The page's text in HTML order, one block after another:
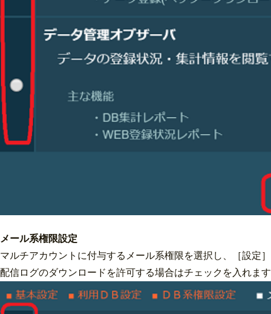
メール系権限設定
マルチアカウントに付与するメール系権限を選択し、［設定
配信ログのダウンロードを許可する場合はチェックを入れま